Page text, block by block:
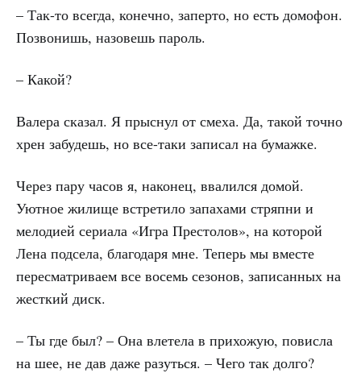
– Так-то всегда, конечно, заперто, но есть домофон.
Позвонишь, назовешь пароль.
– Какой?
Валера сказал. Я прыснул от смеха. Да, такой точно
хрен забудешь, но все-таки записал на бумажке.
Через пару часов я, наконец, ввалился домой.
Уютное жилище встретило запахами стряпни и
мелодией сериала «Игра Престолов», на которой
Лена подсела, благодаря мне. Теперь мы вместе
пересматриваем все восемь сезонов, записанных на
жесткий диск.
– Ты где был? – Она влетела в прихожую, повисла
на шее, не дав даже разуться. – Чего так долго?